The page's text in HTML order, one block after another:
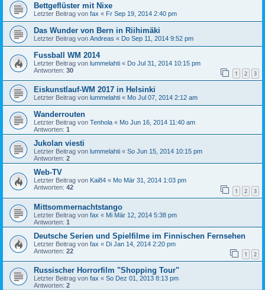
Bettgeflüster mit Nixe
Letzter Beitrag von fax « Fr Sep 19, 2014 2:40 pm
Das Wunder von Bern in Riihimäki
Letzter Beitrag von Andreas « Do Sep 11, 2014 9:52 pm
Fussball WM 2014
Letzter Beitrag von lummelahti « Do Jul 31, 2014 10:15 pm
Antworten: 30 1 2 3
Eiskunstlauf-WM 2017 in Helsinki
Letzter Beitrag von lummelahti « Mo Jul 07, 2014 2:12 am
Wanderrouten
Letzter Beitrag von Tenhola « Mo Jun 16, 2014 11:40 am
Antworten: 1
Jukolan viesti
Letzter Beitrag von lummelahti « So Jun 15, 2014 10:15 pm
Antworten: 2
Web-TV
Letzter Beitrag von Kai84 « Mo Mär 31, 2014 1:03 pm
Antworten: 42 1 2 3
Mittsommernachtstango
Letzter Beitrag von fax « Mi Mär 12, 2014 5:38 pm
Antworten: 1
Deutsche Serien und Spielfilme im Finnischen Fernsehen
Letzter Beitrag von fax « Di Jan 14, 2014 2:20 pm
Antworten: 22 1 2
Russischer Horrorfilm "Shopping Tour"
Letzter Beitrag von fax « So Dez 01, 2013 8:13 pm
Antworten: 2